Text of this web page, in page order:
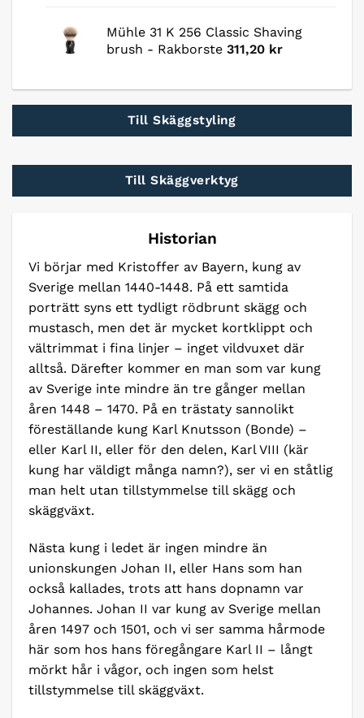
Mühle 31 K 256 Classic Shaving
brush - Rakborste 311,20 kr
Till Skäggstyling
Till Skäggverktyg
Historian
Vi börjar med Kristoffer av Bayern, kung av
Sverige mellan 1440-1448. På ett samtida
porträtt syns ett tydligt rödbrunt skägg och
mustasch, men det är mycket kortklippt och
vältrimmat i fina linjer – inget vildvuxet där
alltså. Därefter kommer en man som var kung
av Sverige inte mindre än tre gånger mellan
åren 1448 – 1470. På en trästaty sannolikt
föreställande kung Karl Knutsson (Bonde) –
eller Karl II, eller för den delen, Karl VIII (kär
kung har väldigt många namn?), ser vi en ståtlig
man helt utan tillstymmelse till skägg och
skäggväxt.
Nästa kung i ledet är ingen mindre än
unionskungen Johan II, eller Hans som han
också kallades, trots att hans dopnamn var
Johannes. Johan II var kung av Sverige mellan
åren 1497 och 1501, och vi ser samma hårmode
här som hos hans föregångare Karl II – långt
mörkt hår i vågor, och ingen som helst
tillstymmelse till skäggväxt.